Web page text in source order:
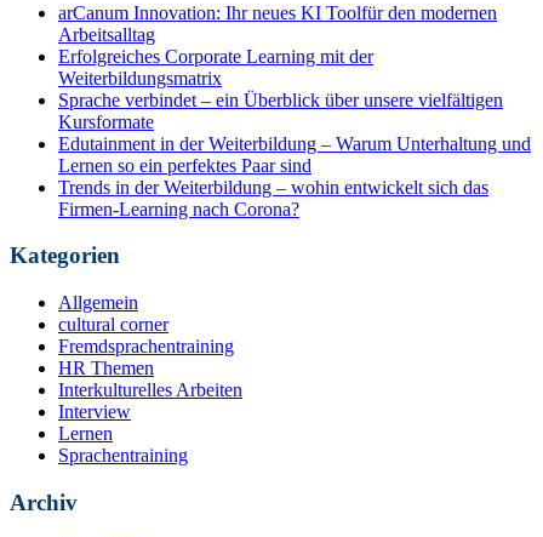
arCanum Innovation: Ihr neues KI Toolfür den modernen
Arbeitsalltag
Erfolgreiches Corporate Learning mit der
Weiterbildungsmatrix
Sprache verbindet – ein Überblick über unsere vielfältigen
Kursformate
Edutainment in der Weiterbildung – Warum Unterhaltung und
Lernen so ein perfektes Paar sind
Trends in der Weiterbildung – wohin entwickelt sich das
Firmen-Learning nach Corona?
Kategorien
Allgemein
cultural corner
Fremdsprachentraining
HR Themen
Interkulturelles Arbeiten
Interview
Lernen
Sprachentraining
Archiv